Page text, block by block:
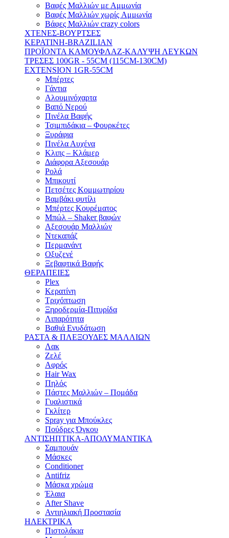
Βαφές Μαλλιών με Αμμωνία
Βαφές Μαλλιών χωρίς Aμμωνία
Βάφες Μαλλιών crazy colors
ΧΤΕΝΕΣ-ΒΟΥΡΤΣΕΣ
ΚΕΡΑΤΙΝΗ-BRAZILIAN
ΠΡΟΪΟΝΤΑ ΚΑΜΟΥΦΛΑΖ-ΚΑΛΥΨΗ ΛΕΥΚΩΝ
ΤΡΕΣΕΣ 100GR - 55CM (115CM-130CM)
EXTENSION 1GR-55CM
Μπέρτες
Γάντια
Αλουμινόχαρτα
Βαπό Νερού
Πινέλα Βαφής
Τσιμπιδάκια – Φουρκέτες
Ξυράφια
Πινέλα Αυχένα
Κλιπς – Κλάμερ
Διάφορα Αξεσουάρ
Ρολά
Μπικουτί
Πετσέτες Κομμωτηρίου
Βαμβάκι φυτίλι
Μπέρτες Κουρέματος
Μπώλ – Shaker βαφών
Αξεσουάρ Μαλλιών
Ντεκαπάζ
Περμανάντ
Οξυζενέ
Ξεβαφτικά Βαφής
ΘΕΡΑΠΕΙΕΣ
Plex
Κερατίνη
Τριχόπτωση
Ξηροδερμία-Πιτυρίδα
Λιπαρότητα
Βαθιά Ενυδάτωση
ΡΑΣΤΑ & ΠΛΕΞΟΥΔΕΣ ΜΑΛΛΙΩΝ
Λακ
Ζελέ
Αφρός
Hair Wax
Πηλός
Πάστες Μαλλιών – Πομάδα
Γυαλιστικά
Γκλίτερ
Spray για Μπούκλες
Πούδρες Όγκου
ΑΝΤΙΣΗΠΤΙΚΑ-ΑΠΟΛΥΜΑΝΤΙΚΑ
Σαμπουάν
Μάσκες
Conditioner
Antifriz
Μάσκα χρώμα
Έλαια
After Shave
Αντιηλιακή Προστασία
ΗΛΕΚΤΡΙΚΑ
Πιστολάκια